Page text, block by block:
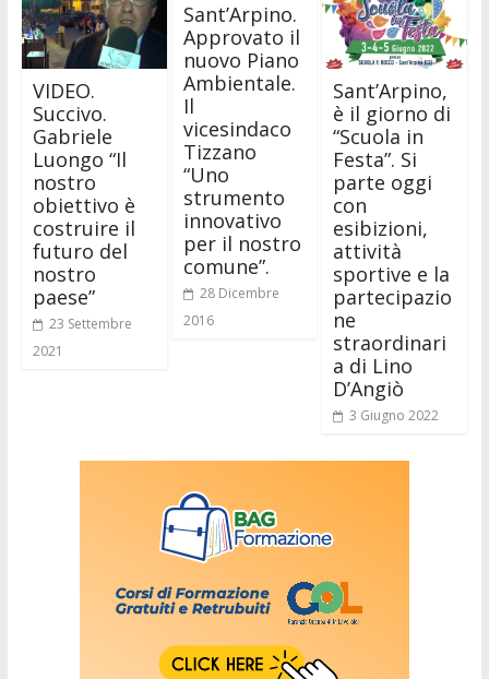
VIDEO.
Succivo.
Gabriele
Luongo “Il
nostro
obiettivo è
costruire il
futuro del
nostro
paese”
23 Settembre
2021
Sant’Arpino.
Approvato il
nuovo Piano
Ambientale.
Il
vicesindaco
Tizzano
“Uno
strumento
innovativo
per il nostro
comune”.
28 Dicembre
2016
Sant’Arpino,
è il giorno di
“Scuola in
Festa”. Si
parte oggi
con
esibizioni,
attività
sportive e la
partecipazio
ne
straordinari
a di Lino
D’Angiò
3 Giugno 2022